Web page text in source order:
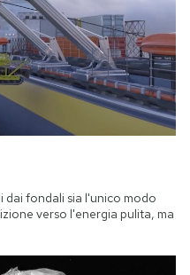
dai fondali sia l'unico modo
verso l'energia pulita, ma